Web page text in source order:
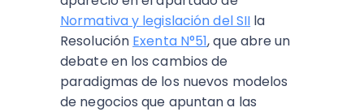
Normativa y legislación del SII la
Resolución Exenta N°51, que abre un
debate en los cambios de
paradigmas de los nuevos modelos
de negocios que apuntan a las